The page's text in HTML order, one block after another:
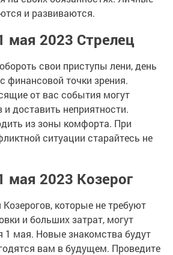
и развиваются.
мая 2023 Стрелец
свои приступы лени, день
финансовой точки зрения.
от вас события могут
и доставить неприятности.
из зоны комфорта. При
ситуации старайтесь не
мая 2023 Козерог
которые не требуют
и больших затрат, могут
1 мая. Новые знакомства будут
вам в будущем. Проведите